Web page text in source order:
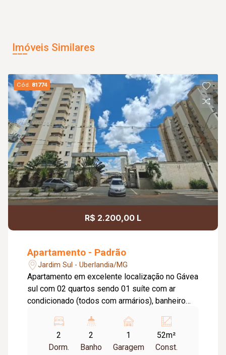
Imóveis Similares
Cód. 81774
R$ 2.200,00 L
Apartamento - Padrão
Jardim Sul - Uberlandia/MG
Apartamento em excelente localização no Gávea
sul com 02 quartos sendo 01 suíte com ar
condicionado (todos com armários), banheiro
espelho, sala em dois ambientes com painel de
tv, mesa com cadeiras, lustre e led, cozinha toda
planejada com armários e Coocktop, área de
2
Dorm.
2
Banho
1
Garagem
52m²
Const.